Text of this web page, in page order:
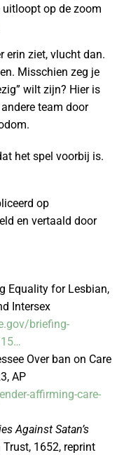
uitloopt op de zoom
erin ziet, vlucht dan.
Misschien zeg je
wilt zijn? Hier is
team door
het spel voorbij is.
op
en vertaald door
Equality for Lesbian,
Intersex
briefing-
Over ban on Care
AP
affirming-care-
Against Satan’s
Trust, 1652, reprint